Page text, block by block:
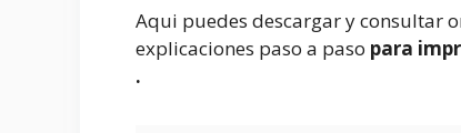
Aqui puedes descargar y consultar
explicaciones paso a paso para
.